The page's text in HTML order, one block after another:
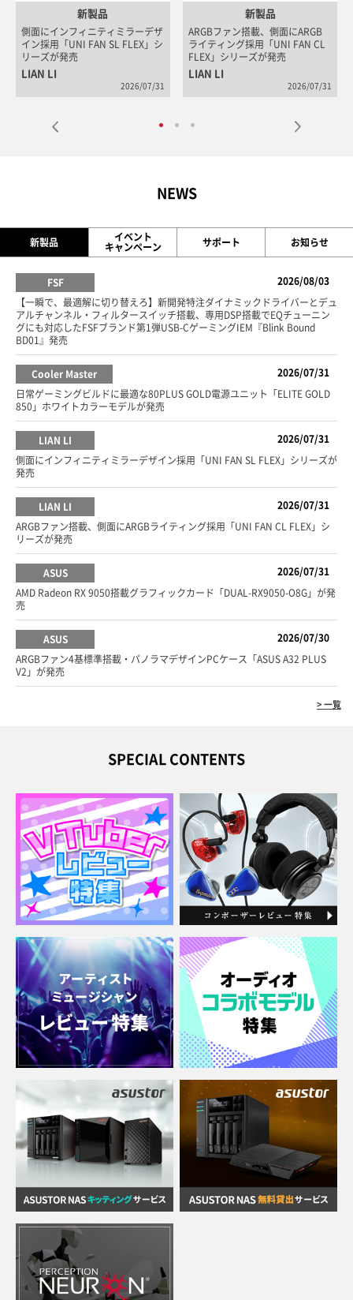
新製品
側面にインフィニティミラーデザ
イン採用「UNI FAN SL FLEX」シ
リーズが発売
LIAN LI
2026/07/31
新製品
ARGBファン搭載、側面にARGB
ライティング採用「UNI FAN CL
FLEX」シリーズが発売
LIAN LI
2026/07/31
NEWS
新製品
イベント
キャンペーン
サポート お知らせ
2026/08/03
FSF
【一瞬で、最適解に切り替えろ】新開発特注ダイナミックドライバーとデュ
アルチャンネル・フィルタースイッチ搭載、専用DSP搭載でEQチューニン
グにも対応したFSFブランド第1弾USB-CゲーミングIEM『Blink Bound
BD01』発売
2026/07/31
Cooler Master
日常ゲーミングビルドに最適な80PLUS GOLD電源ユニット「ELITE GOLD
850」ホワイトカラーモデルが発売
2026/07/31
LIAN LI
側面にインフィニティミラーデザイン採用「UNI FAN SL FLEX」シリーズが
発売
2026/07/31
LIAN LI
ARGBファン搭載、側面にARGBライティング採用「UNI FAN CL FLEX」シ
リーズが発売
2026/07/31
ASUS
AMD Radeon RX 9050搭載グラフィックカード「DUAL-RX9050-O8G」が発
売
2026/07/30
ASUS
ARGBファン4基標準搭載・パノラマデザインPCケース「ASUS A32 PLUS
V2」が発売
> 一覧
SPECIAL CONTENTS